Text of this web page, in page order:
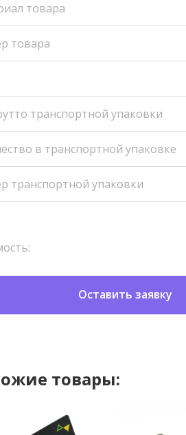
товара
товара
транспортной упаковки
в транспортной упаковке
транспортной упаковки
Оставить заявку
товары: